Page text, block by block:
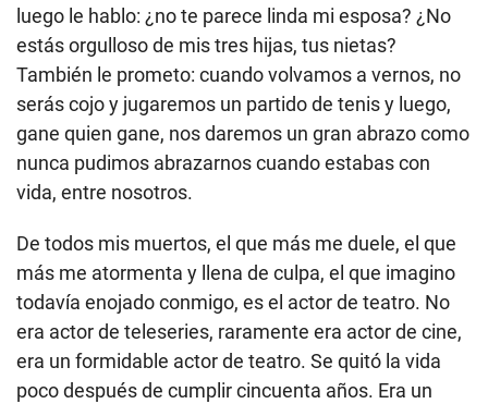
luego le hablo: ¿no te parece linda mi esposa? ¿No
estás orgulloso de mis tres hijas, tus nietas?
También le prometo: cuando volvamos a vernos, no
serás cojo y jugaremos un partido de tenis y luego,
gane quien gane, nos daremos un gran abrazo como
nunca pudimos abrazarnos cuando estabas con
vida, entre nosotros.
De todos mis muertos, el que más me duele, el que
más me atormenta y llena de culpa, el que imagino
todavía enojado conmigo, es el actor de teatro. No
era actor de teleseries, raramente era actor de cine,
era un formidable actor de teatro. Se quitó la vida
poco después de cumplir cincuenta años. Era un